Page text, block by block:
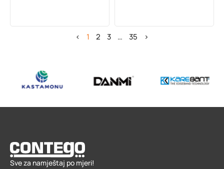
< 1 2 3 … 35 >
Sve za namještaj po mjeri!